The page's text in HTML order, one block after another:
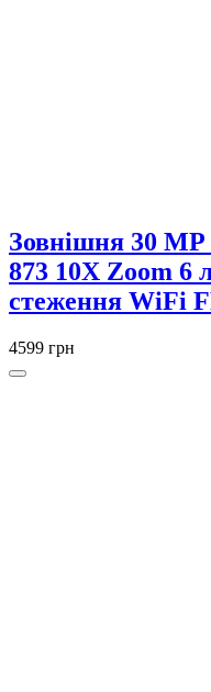
Зовнішня 30
873 10X Zoom 6
стеження WiFi
4599 грн